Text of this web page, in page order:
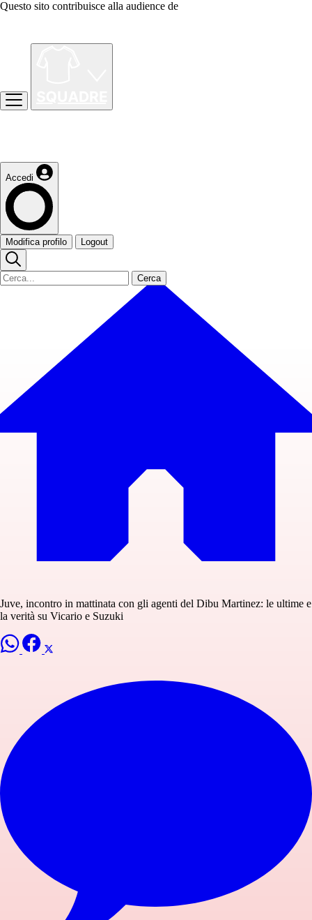
Questo sito contribuisce alla audience de
Accedi
Modifica profilo Logout
Cerca
Juve, incontro in mattinata con gli agenti del Dibu Martinez: le ultime e
la verità su Vicario e Suzuki